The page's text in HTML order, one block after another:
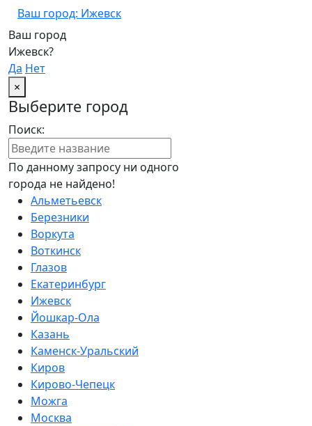
Ваш город: Ижевск
Ваш город
Ижевск?
Да Нет
×
Выберите город
Поиск:
По данному запросу ни одного
города не найдено!
Альметьевск
Березники
Воркута
Воткинск
Глазов
Екатеринбург
Ижевск
Йошкар-Ола
Казань
Каменск-Уральский
Киров
Кирово-Чепецк
Можга
Москва